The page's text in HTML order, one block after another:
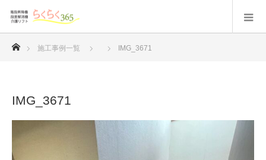
ホーム
施工事例一覧 IMG_3671
IMG_3671